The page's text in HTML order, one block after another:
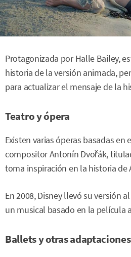
Protagonizada por Halle Bailey,
historia de la versión animada,
para actualizar el mensaje de la
Teatro y ópera
Existen varias óperas basadas
compositor Antonín Dvořák,
toma inspiración en la historia de
En 2008, Disney llevó su versión
un musical basado en la película
Ballets y otras